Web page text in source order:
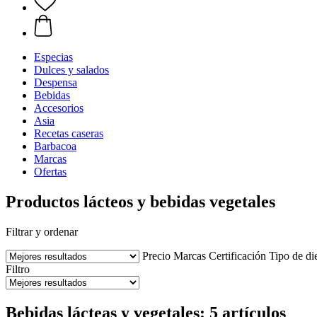
Especias
Dulces y salados
Despensa
Bebidas
Accesorios
Asia
Recetas caseras
Barbacoa
Marcas
Ofertas
Productos lácteos y bebidas vegetales
Filtrar y ordenar
Precio Marcas Certificación Tipo de
Filtro
Bebidas lácteas y vegetales: 5 artículos